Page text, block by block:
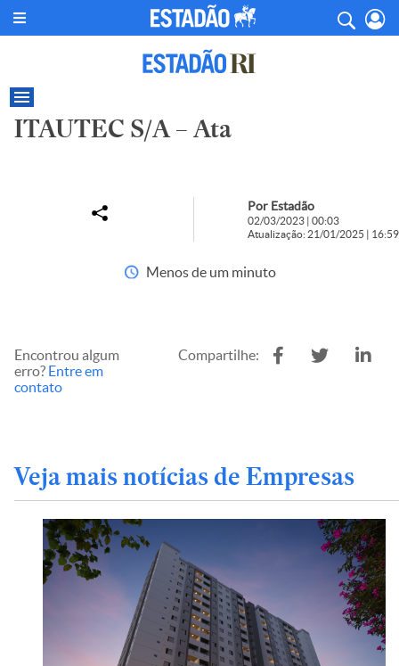
ITAUTEC S/A – Ata
Por Estadão
02/03/2023 | 00:03
Atualização: 21/01/2025 | 16:59
Menos de um minuto
Encontrou algum
erro? Entre em
contato
Compartilhe:
Veja mais notícias de Empresas